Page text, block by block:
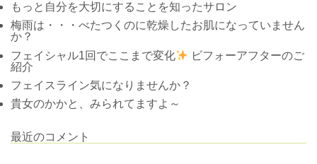
もっと自分を大切にすることを知ったサロン
梅雨は・・・べたつくのに乾燥したお肌になっていません
か？
フェイシャル1回でここまで変化
ビフォーアフターのご
紹介
フェイスライン気になりませんか？
貴女のかかと、みられてますよ～
最近のコメント